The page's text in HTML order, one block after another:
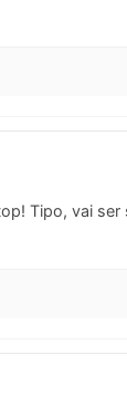
Tipo, vai